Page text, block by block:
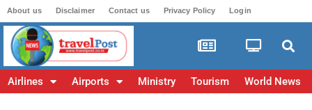
About us Disclaimer Contact us Privacy Policy Login
Airlines Airports Ministry Tourism World News